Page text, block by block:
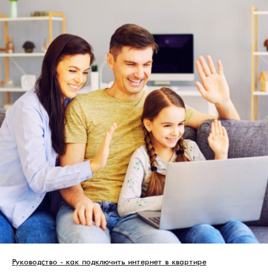
Руководство - как подключить интернет в квартире